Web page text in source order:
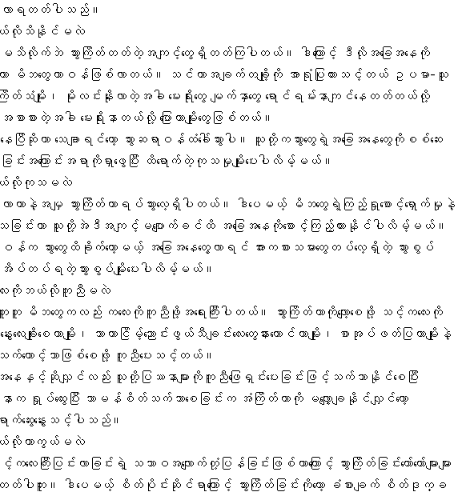
ြုံလာရတတ်ပါသည်။
ဘယ်လိုသိနိုင်မလဲ
းများဟာ မသိလိုက်ဘဲ သွားကြိတ်တတ်တဲ့အကျင့်တွေရှိတတ်ကြပါတယ်။ ဒါကြောင့် ဒီလိုအခြေအနေကို
မိဘတွေတာဝန်ဖြစ်လာတယ်။ သင်ဟာအချက်တချို့ကို အာရုံပြုထားသင့်တယ် ဥပမာ-သူ
တ်သံမျိုး၊ မိုးလင်းနိုးလာတဲ့အခါ မေးရိုးတွေ မျက်နှာတွေ ရောင်ရမ်းနာကျင်နေတတ်တယ်လို့
၊ အစာစားတဲ့အခါ မေးရိုးနာတယ်လို့ ပြောတာမျိုးတွေဖြစ်တယ်။
ေပြီဆိုတာ သေချာရင်တော့ သွားဆရာဝန်ထံခေါ်သွားပါ။ သူတို့ကသွားတွေရဲ့အခြေအနေတွေကိုစစ်ဆေး
ြင်းအကြောင်းအရာကိုရှာဖွေပြီး ထိရောက်တဲ့ကုသမှုမျိုးပေးပါလိမ့်မယ်။
ဘယ်လိုကုသမလဲ
ြီးလာတာနဲ့အမျှ သွားကြိတ်တာရပ်သွားလေ့ရှိပါတယ်။ ဒါပေမယ့် မိဘတွေရဲ့ကြည့်ရှုစောင့်ရှောက်မှုနဲ့
ခြင်းဟာ သူတို့အဲဒီအကျင့်မပျောက်ခင်ထိ အခြေအနေကိုစောင့်ကြည့်ထားနိုင်ပါလိမ့်မယ်။
က သွားတွေထိခိုက်တော့မယ့် အခြေအနေတွေ့လာရင် အားကစားသမားတွေတပ်လေ့ရှိတဲ့ သွားစွပ်
ပ်ရတဲ့သွားစွပ်မျိုးပေးပါလိမ့်မယ်။
လေးကိုဘယ်လိုကူညီမလဲ
မိဘတွေကလည်း ကလေးကိုကူညီဖို့အရေးကြီးပါတယ်။ သွားကြိတ်တာကိုလျော့စေဖို့ သင့်ကလေးကို
ေးလေးချိုးစေတာမျိုး၊ သာယာငြိမ့်ညောင်းဖွယ်သီချင်းလေးတွေနားထောင်တာမျိုး၊ စာအုပ်ဖတ်ပြတာမျိုးနဲ့
က်တောင့်သာဖြစ်စေဖို့ ကူညီပေးသင့်တယ်။
နှင့်ဆိုလျှင်လည်း သူတို့ပြဿနာများကိုကူညီဖြေရှင်းပေးခြင်းဖြင့်သက်သာနိုင်စေပြီး
ရှုပ်ထွေးပြီး သာမန်စိတ်သက်သာစေခြင်းက အံကြိတ်တာကို မလျှော့ချနိုင်လျှင်တော့
က်ဆွေးနွေးသင့်ပါသည်။
ဘယ်လိုကာကွယ်မလဲ
လေးကြီးပြင်းလာခြင်းရဲ့ သဘာဝအလျောက်တုံ့ပြန်ခြင်းဖြစ်တာကြောင့် သွားကြိတ်ခြင်းတော်တော်များများ
ပါဘူး။ ဒါပေမယ့် စိတ်ပိုင်းဆိုင်ရာကြောင့် သွားကြိတ်ခြင်းကိုတော့ ခံစားချက် စိတ်ဒုက္ခ